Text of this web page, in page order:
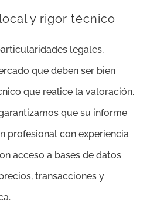
y rigor técnico
legales,
que deben ser bien
que realice la valoración.
que su informe
profesional con experiencia
acceso a bases de datos
transacciones y